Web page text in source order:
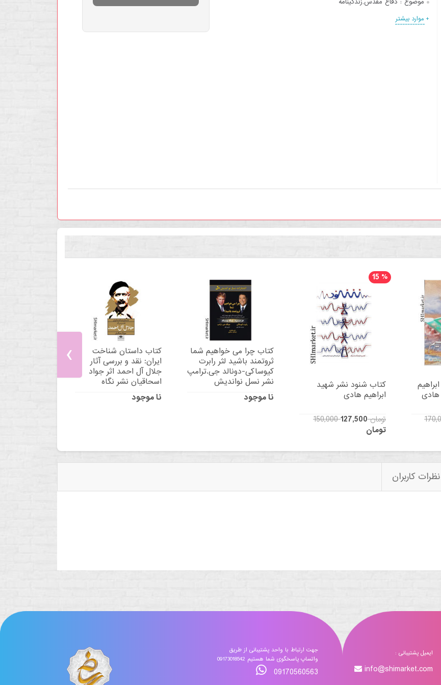
+ موارد بیشتر
کتاب داستان شناخت
ایران: نقد و بررسی آثار
جلال آل احمد اثر جواد
اسحاقیان نشر نگاه
نا موجود
کتاب چرا می خواهیم شما
ثروتمند باشید لثر رابرت
کیوساکی-دونالد جی.ترامپ
نشر نسل نواندیش
نا موجود
کتاب شنود نشر شهید
ابراهیم هادی
15 %
150,000 تومان127,500
تومان
هادی
‹
نظرات کاربران
ایمیل پشتیبانی :
info@shimarket.com
جهت ارتباط با واحد پشتیبانی از طریق
واتساپ پاسخگوی شما هستیم 09173018542
09170560563